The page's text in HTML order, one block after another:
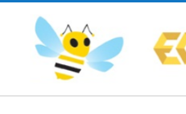
content